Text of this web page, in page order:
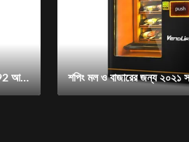
0. 9 কেডব্লিউ সতেজ খাদ্য বিক্রয় মেশিন, 192 আইটেম সবজি বিক্রয় মেশিন